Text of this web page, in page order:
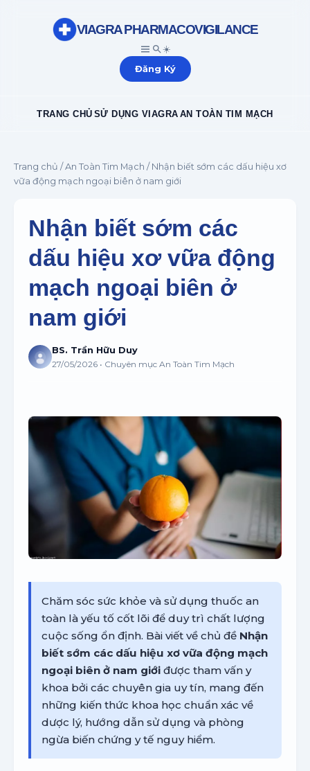
☀️
VIAGRA PHARMACOVIGILANCE
Đăng Ký
TRANG CHỦ SỬ DỤNG VIAGRA AN TOÀN TIM MẠCH
Trang chủ / An Toàn Tim Mạch / Nhận biết sớm các dấu hiệu xơ
vữa động mạch ngoại biên ở nam giới
Nhận biết sớm các
dấu hiệu xơ vữa động
mạch ngoại biên ở
nam giới
BS. Trần Hữu Duy
27/05/2026 • Chuyên mục An Toàn Tim Mạch
Chăm sóc sức khỏe và sử dụng thuốc an
toàn là yếu tố cốt lõi để duy trì chất lượng
cuộc sống ổn định. Bài viết về chủ đề Nhận
biết sớm các dấu hiệu xơ vữa động mạch
ngoại biên ở nam giới được tham vấn y
khoa bởi các chuyên gia uy tín, mang đến
những kiến thức khoa học chuẩn xác về
dược lý, hướng dẫn sử dụng và phòng
ngừa biến chứng y tế nguy hiểm.